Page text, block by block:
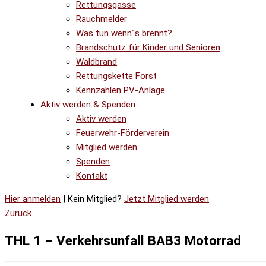
Rettungsgasse
Rauchmelder
Was tun wenn´s brennt?
Brandschutz für Kinder und Senioren
Waldbrand
Rettungskette Forst
Kennzahlen PV-Anlage
Aktiv werden & Spenden
Aktiv werden
Feuerwehr-Förderverein
Mitglied werden
Spenden
Kontakt
Hier anmelden | Kein Mitglied? Jetzt Mitglied werden
Zurück
THL 1 – Verkehrsunfall BAB3 Motorrad